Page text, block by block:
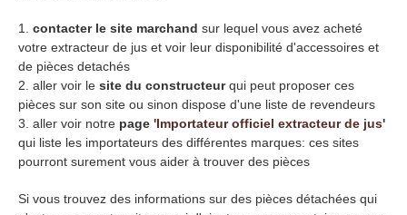
contacter le site marchand sur lequel vous avez acheté
votre extracteur de jus et voir leur disponibilité d'accessoires et
de pièces detachés
aller voir le site du constructeurqui peut proposer ces
pièces sur son site ou sinon dispose d'une liste de revendeurs
aller voir notre page 'Importateur officiel extracteur de jus'
qui liste les importateurs des différentes marques: ces sites
pourront surement vous aider à trouver des pièces
Si vous trouvez des informations sur des pièces détachées qui